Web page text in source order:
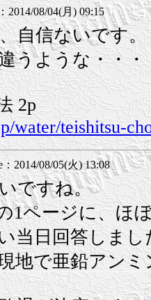
08/04(月) 09:15
自信ないです。
うような・・・
2p
water/teishitsu-
08/05(火) 13:08
ですね。
1ページに、ほ
当日回答しまし
地で亜鉛アン